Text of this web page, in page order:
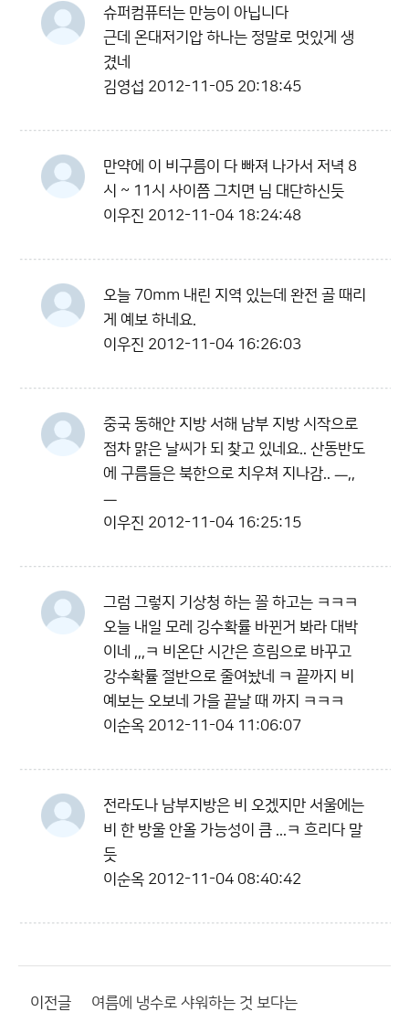
슈퍼컴퓨터는 만능이 아닙니다
근데 온대저기압 하나는 정말로 멋있게 생
겼네
김영섭 2012-11-05 20:18:45
만약에 이 비구름이 다 빠져 나가서 저녁 8
시 ~ 11시 사이쯤 그치면 님 대단하신듯
이우진 2012-11-04 18:24:48
오늘 70mm 내린 지역 있는데 완전 골 때리
게 예보 하네요.
이우진 2012-11-04 16:26:03
중국 동해안 지방 서해 남부 지방 시작으로
점차 맑은 날씨가 되 찾고 있네요.. 산동반도
에 구름들은 북한으로 치우쳐 지나감.. ㅡ,,
ㅡ
이우진 2012-11-04 16:25:15
그럼 그렇지 기상청 하는 꼴 하고는 ㅋㅋㅋ
오늘 내일 모레 깅수확률 바뀐거 봐라 대박
이네 ,,,ㅋ 비온단 시간은 흐림으로 바꾸고
강수확률 절반으로 줄여놨네 ㅋ 끝까지 비
예보는 오보네 가을 끝날 때 까지 ㅋㅋㅋ
이순옥 2012-11-04 11:06:07
전라도나 남부지방은 비 오겠지만 서울에는
비 한 방울 안올 가능성이 큼 ...ㅋ 흐리다 말
듯
이순옥 2012-11-04 08:40:42
이전글 여름에 냉수로 샤워하는 것 보다는